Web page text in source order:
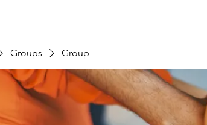
Groups Group